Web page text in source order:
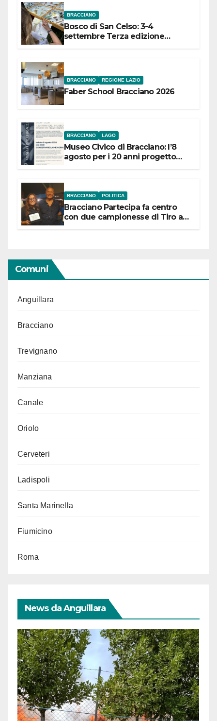
BRACCIANO
Bosco di San Celso: 3-4
settembre Terza edizione
BRACCIANO REGIONE LAZIO
Faber School Bracciano 2026
BRACCIANO LAGO
Museo Civico di Bracciano: l’8
agosto per i 20 anni progetto
BRACCIANO POLITICA
Bracciano Partecipa fa centro
con due campionesse di Tiro a
Comuni
Anguillara
Bracciano
Trevignano
Manziana
Canale
Oriolo
Cerveteri
Ladispoli
Santa Marinella
Fiumicino
Roma
News da Anguillara